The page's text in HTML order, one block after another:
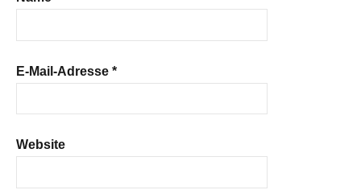
E-Mail-Adresse *
Website